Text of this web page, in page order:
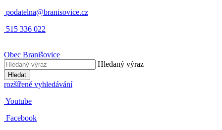
podatelna@branisovice.cz
515 336 022
Obec Branišovice
Hledaný výraz
Hledat
rozšířené vyhledávání
Youtube
Facebook